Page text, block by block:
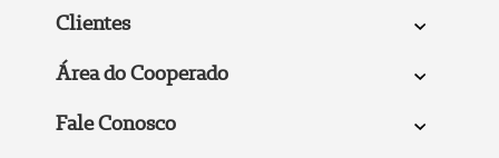
Clientes
Área do Cooperado
Fale Conosco